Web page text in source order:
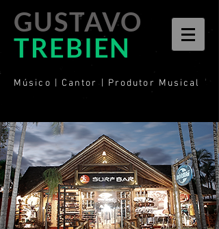
GUSTAVO
TREBIEN
Músico | Cantor | Produtor Musical